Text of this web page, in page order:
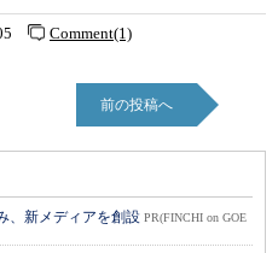
Comment(1)
前の投稿へ
、新メディアを創設 PR(FINCHI on GOE